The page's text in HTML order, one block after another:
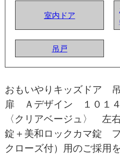
室内ドア
吊戸
おもいやりキッズドア
扉 Ａデザイン １０１
〈クリアベージュ〉 左
錠＋美和ロックカマ錠
クローズ付）用のご採用